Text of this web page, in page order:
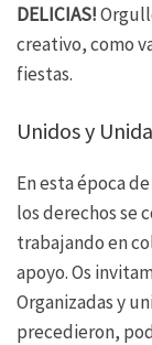
DELICIAS!
creativo, como
fiestas.
Unidos y
En esta época
los derechos se
trabajando en
apoyo. Os
Organizadas y
precedieron,